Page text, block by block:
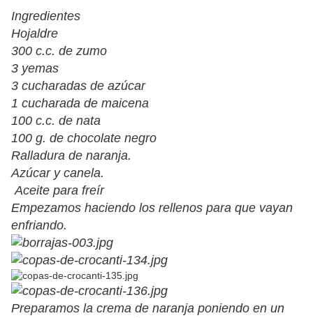
Ingredientes
Hojaldre
300 c.c. de zumo
3 yemas
3 cucharadas de azúcar
1 cucharada de maicena
100 c.c. de nata
100 g. de chocolate negro
Ralladura de naranja.
Azúcar y canela.
Aceite para freír
Empezamos haciendo los rellenos para que vayan
enfriando.
Preparamos la crema de naranja poniendo en un